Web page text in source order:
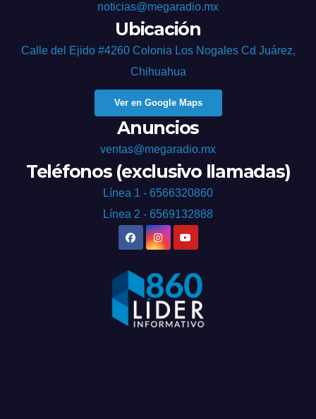
noticias@megaradio.mx
Ubicación
Calle del Ejido #4260 Colonia Los Nogales Cd Juárez,
Chihuahua
Ver en Google Maps
Anuncios
ventas@megaradio.mx
Teléfonos (exclusivo llamadas)
Línea 1 - 6566320860
Línea 2 - 6569132888